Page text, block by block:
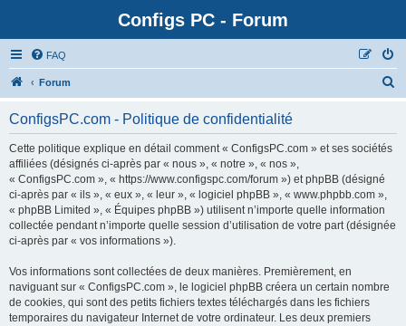
Configs PC - Forum
FAQ
Forum
ConfigsPC.com - Politique de confidentialité
Cette politique explique en détail comment « ConfigsPC.com » et ses sociétés
affiliées (désignés ci-après par « nous », « notre », « nos »,
« ConfigsPC.com », « https://www.configspc.com/forum ») et phpBB (désigné
ci-après par « ils », « eux », « leur », « logiciel phpBB », « www.phpbb.com »,
« phpBB Limited », « Équipes phpBB ») utilisent n’importe quelle information
collectée pendant n’importe quelle session d’utilisation de votre part (désignée
ci-après par « vos informations »).
Vos informations sont collectées de deux manières. Premièrement, en
naviguant sur « ConfigsPC.com », le logiciel phpBB créera un certain nombre
de cookies, qui sont des petits fichiers textes téléchargés dans les fichiers
temporaires du navigateur Internet de votre ordinateur. Les deux premiers